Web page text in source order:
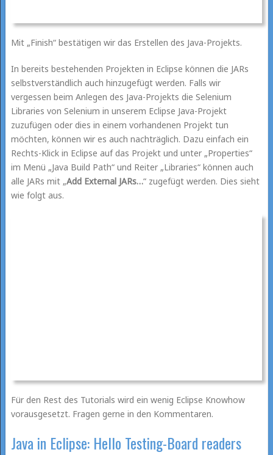
Mit „Finish“ bestätigen wir das Erstellen des Java-Projekts.
In bereits bestehenden Projekten in Eclipse können die JARs
selbstverständlich auch hinzugefügt werden. Falls wir
vergessen beim Anlegen des Java-Projekts die Selenium
Libraries von Selenium in unserem Eclipse Java-Projekt
zuzufügen oder dies in einem vorhandenen Projekt tun
möchten, können wir es auch nachträglich. Dazu einfach ein
Rechts-Klick in Eclipse auf das Projekt und unter „Properties“
im Menü „Java Build Path“ und Reiter „Libraries“ können auch
alle JARs mit „Add External JARs…“ zugefügt werden. Dies sieht
wie folgt aus.
Für den Rest des Tutorials wird ein wenig Eclipse Knowhow
vorausgesetzt. Fragen gerne in den Kommentaren.
Java in Eclipse: Hello Testing-Board readers